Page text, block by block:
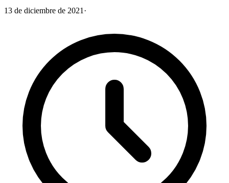
13 de diciembre de 2021 ·